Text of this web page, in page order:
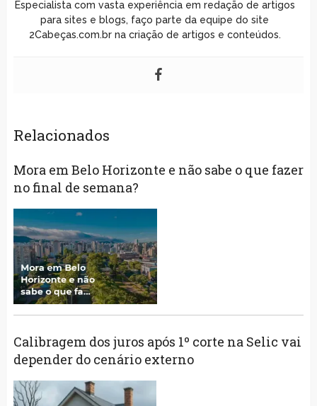
Especialista com vasta experiência em redação de artigos
para sites e blogs, faço parte da equipe do site
2Cabeças.com.br na criação de artigos e conteúdos.
Relacionados
Mora em Belo Horizonte e não sabe o que fazer
no final de semana?
Calibragem dos juros após 1º corte na Selic vai
depender do cenário externo